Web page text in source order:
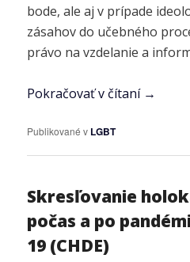
bode, ale aj v prípade
zásahov do učebného
právo na vzdelanie a
Pokračovať v čítaní →
Publikované v LGBT
Skresľovanie
počas a po
19 (CHDE)